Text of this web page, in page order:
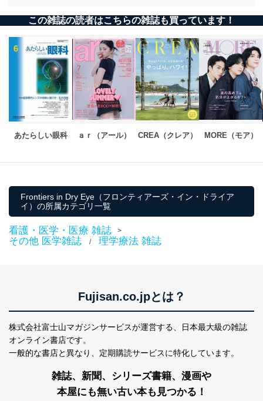
す。
当社は、個人情報の正確性及び安全性を確保するため
に、下記セキュリティ対策をはじめとする安全対策を実
施し、個人情報の漏えい、滅失またはき損の防止及び是
正に努めます。
アクセス制御
個人データを取り扱うことのできる機器及び当該
機器を取り扱う従業者を明確化し、 個人データへ
の不要なアクセスを防止しています。
アクセス者の識別と認証
ーザーアカウント制御）により、個人情報データ
ベース等を取り扱う情報システムを使用する従業
者を識別・認証しています。
外部からの不正アクセス等の防止
個人データを取り扱う機器等のオペレーティング
送信する場合に、当該ファイルへのパスワードを
設定しています。
当社は、内部監査及びマネジメントレビューの機会を通
じて、個人情報保護マネジメントシステムを継続的に改
この雑誌の読者はこちらの雑誌も買っています！
あたらしい眼科 ａｒ（アール） CREA（クレア） MORE（モア）
Frontiers in Dry Eye（フロンティアーズ・イン・ドライア
イ）の所属カテゴリ一覧
看護・医学・医療 雑誌 >
その他 医学雑誌 / 理学療法 雑誌
Fujisan.co.jpとは？
株式会社富士山マガジンサービスが運営する、
日本最大級の雑誌
オンライン書店です。
一般的な書店と異なり、 定期購読サービスに特化しています。
雑誌、新聞、シリーズ書籍、漫画や
本屋にも無い古い本も見つかる！